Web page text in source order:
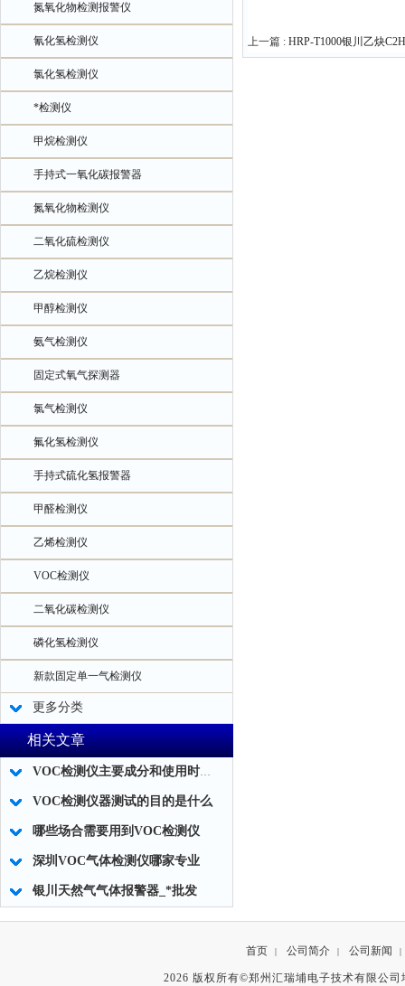
氮氧化物检测报警仪
氰化氢检测仪
氯化氢检测仪
*检测仪
甲烷检测仪
手持式一氧化碳报警器
氮氧化物检测仪
二氧化硫检测仪
乙烷检测仪
甲醇检测仪
氨气检测仪
固定式氧气探测器
氯气检测仪
氟化氢检测仪
手持式硫化氢报警器
甲醛检测仪
乙烯检测仪
VOC检测仪
二氧化碳检测仪
磷化氢检测仪
新款固定单一气检测仪
更多分类
相关文章
VOC检测仪主要成分和使用时应注意事项
VOC检测仪器测试的目的是什么
哪些场合需要用到VOC检测仪
深圳VOC气体检测仪哪家专业
银川天然气气体报警器_*批发
上一篇 : HRP-T1000银川乙炔
首页 | 公司简介 | 公司新闻 |
2026 版权所有©郑州汇瑞埔电子技术有限公